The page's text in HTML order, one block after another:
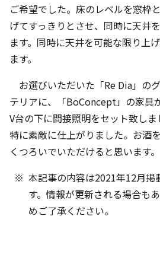
ご希望でした。床のレベルを窓枠
げてすっきりとさせ、同時に天井
ます。同時に天井を可能な限り上
ます。
お選びいただいた「Re Dia」の
テリアに、「BoConcept」の家具
V台の下に間接照明をセット致し
特に素敵に仕上がりました。お酒
くつろいでいただけると思います。
本記事の内容は2021年12月掲
す。情報が更新される場合も
めご了承ください。